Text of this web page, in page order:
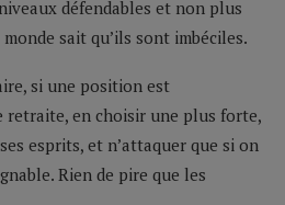
défendables et non plus
sait qu’ils sont imbéciles.
si une position est
retraite, en choisir une plus forte,
esprits, et n’attaquer que si on
Rien de pire que les